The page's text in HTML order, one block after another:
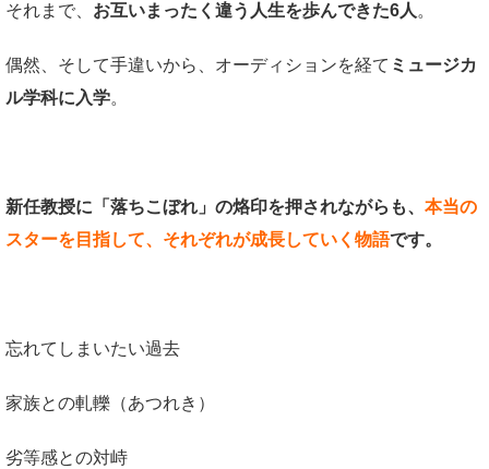
それまで、 お互いまったく違う人生を歩んできた6人 。
偶然、そして手違いから、オーディションを経て ミュージカ
ル学科に入学。
新任教授に「落ちこぼれ」の烙印を押されながらも、 本当の
スターを目指して、それぞれが成長していく物語です。
忘れてしまいたい過去
家族との軋轢（あつれき）
劣等感との対峙